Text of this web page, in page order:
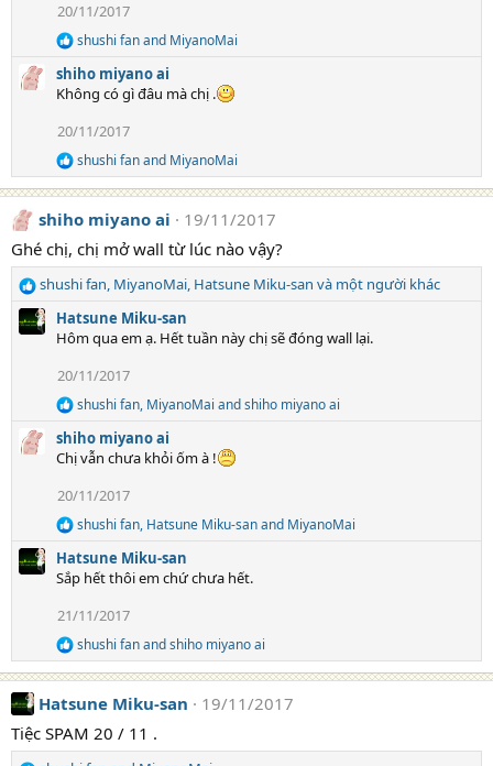
i
o
n
s
:
20/11/2017
R
a
c
i
o
n
s
shushi fanand MiyanoMai
shiho miyano ai
Không có gì đâu mà chị .
20/11/2017
R
e
a
c
i
n
s
:
shushi fanand MiyanoMai
shiho miyano ai
19/11/2017
Ghé chị, chị mở wall từ lúc nào vậy?
R
e
a
s
shushi fan, MiyanoMai, Hatsune Miku-san và một người khác
Hatsune Miku-san
Hôm qua em ạ. Hết tuần này chị sẽ đóng wall lại.
20/11/2017
R
a
c
i
o
n
s
:
shushi fan, MiyanoMai andshiho miyano ai
shiho miyano ai
Chị vẫn chưa khỏi ốm à !
20/11/2017
R
e
a
c
i
o
n
s
shushi fan, Hatsune Miku-sanand MiyanoMai
Hatsune Miku-san
Sắp hết thôi em chứ chưa hết.
21/11/2017
R
e
a
c
i
shushi fanandshiho miyano ai
Hatsune Miku-san
19/11/2017
Tiệc SPAM 20 / 11 .